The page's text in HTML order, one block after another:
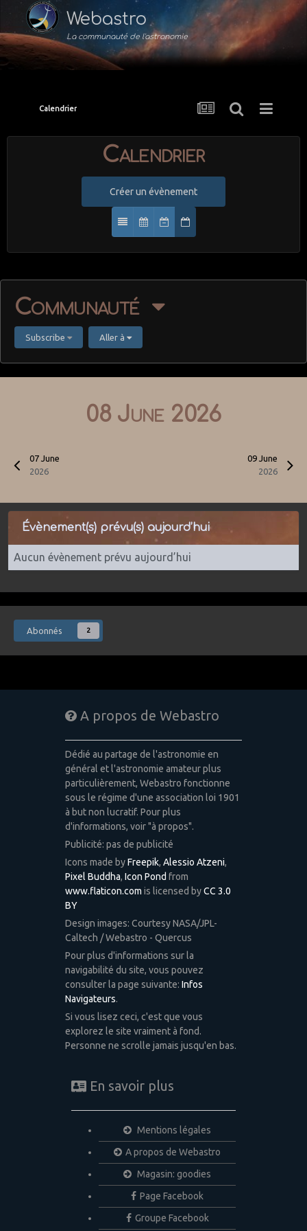
Webastro
La communauté de l'astronomie
Calendrier
Calendrier
Créer un évènement
Communauté
Subscribe Aller à
07 June
2026
08 June 2026
09 June
2026
Évènement(s) prévu(s) aujourd’hui
Aucun évènement prévu aujourd’hui
Abonnés 2
A propos de Webastro
Dédié au partage de l'astronomie en
général et l'astronomie amateur plus
particulièrement, Webastro fonctionne
sous le régime d'une association loi 1901
à but non lucratif. Pour plus
d'informations, voir "à propos".
Publicité: pas de publicité
Icons made byFreepik, Alessio Atzeni,
Pixel Buddha, Icon Pond from
www.flaticon.com is licensed byCC 3.0
BY
Design images: Courtesy NASA/JPL-
Caltech / Webastro - Quercus
Pour plus d'informations sur la
navigabilité du site, vous pouvez
consulter la page suivante: Infos
Navigateurs.
Si vous lisez ceci, c'est que vous
explorez le site vraiment à fond.
Personne ne scrolle jamais jusqu'en bas.
En savoir plus
Mentions légales
A propos de Webastro
Magasin: goodies
Page Facebook
Groupe Facebook